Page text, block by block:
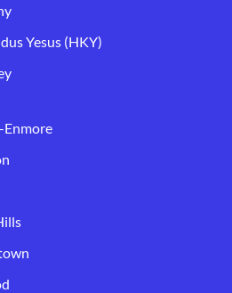
Yesus (HKY)